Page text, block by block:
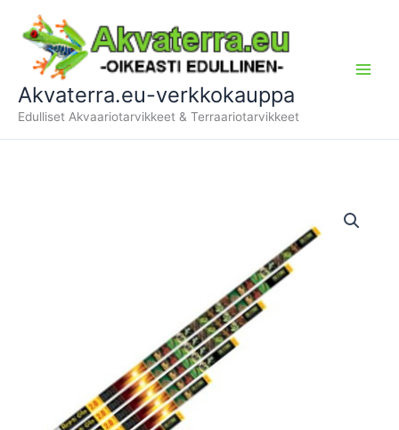
sisältöön
Akvaterra.eu-verkkokauppa
Edulliset Akvaariotarvikkeet & Terraariotarvikkeet